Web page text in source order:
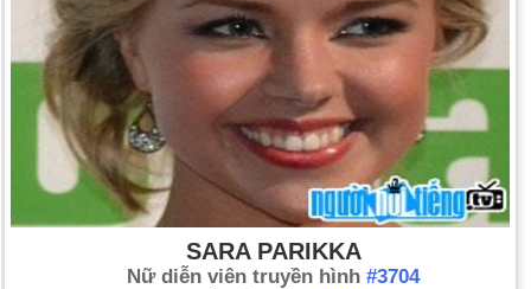
SARA PARIKKA
Nữ diễn viên truyền hình #3704